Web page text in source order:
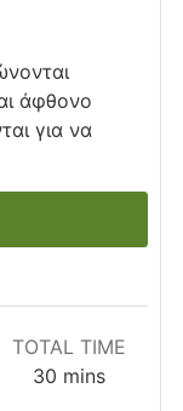
άφθονο
για να
TOTAL TIME
30 minutes
mins